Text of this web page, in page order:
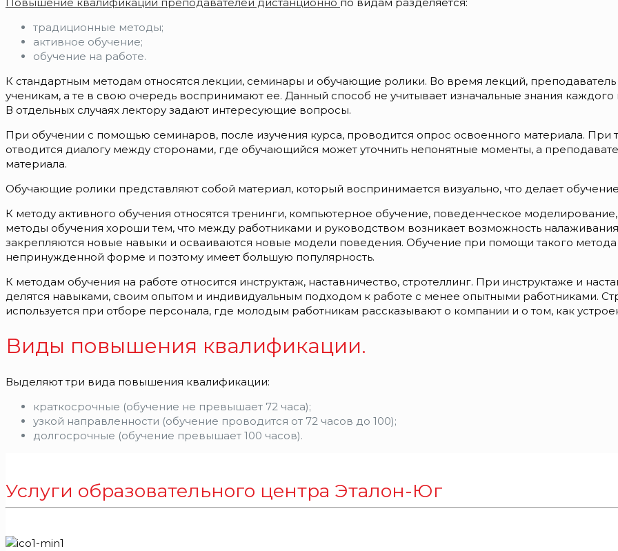
Повышение квалификации преподавателей дистанционно по видам разделяется:
традиционные методы;
активное обучение;
обучение на работе.
К стандартным методам относятся лекции, семинары и обучающие ролики. Во время лекций,
ученикам, а те в свою очередь воспринимают ее. Данный способ не учитывает изначальные знания
В отдельных случаях лектору задают интересующие вопросы.
При обучении с помощью семинаров, после изучения курса, проводится опрос освоенного материала. При
отводится диалогу между сторонами, где обучающийся может уточнить непонятные моменты, а
материала.
Обучающие ролики представляют собой материал, который воспринимается визуально, что делает
К методу активного обучения относятся тренинги, компьютерное обучение, поведенческое
методы обучения хороши тем, что между работниками и руководством возникает возможность
закрепляются новые навыки и осваиваются новые модели поведения. Обучение при помощи такого
непринужденной форме и поэтому имеет большую популярность.
К методам обучения на работе относится инструктаж, наставничество, стротеллинг. При инструктаже и
делятся навыками, своим опытом и индивидуальным подходом к работе с менее опытными работниками.
используется при отборе персонала, где молодым работникам рассказывают о компании и о том, как
Виды повышения квалификации.
Выделяют три вида повышения квалификации:
краткосрочные (обучение не превышает 72 часа);
узкой направленности (обучение проводится от 72 часов до 100);
долгосрочные (обучение превышает 100 часов).
Услуги образовательного центра Эталон-Юг